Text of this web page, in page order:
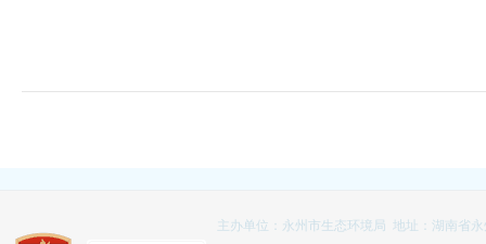
主办单位：永州市生态环境局 地址：湖南省